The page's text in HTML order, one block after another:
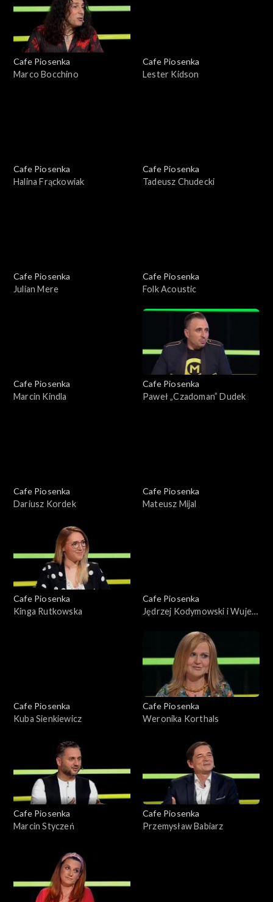
Cafe Piosenka
Marco Bocchino
Cafe Piosenka
Lester Kidson
Cafe Piosenka
Halina Frąckowiak
Cafe Piosenka
Tadeusz Chudecki
Cafe Piosenka
Julian Mere
Cafe Piosenka
Folk Acoustic
Cafe Piosenka
Marcin Kindla
Cafe Piosenka
Paweł „Czadoman” Dudek
Cafe Piosenka
Dariusz Kordek
Cafe Piosenka
Mateusz Mijal
Cafe Piosenka
Kinga Rutkowska
Cafe Piosenka
Jędrzej Kodymowski i Wujek
Cafe Piosenka
Kuba Sienkiewicz
Cafe Piosenka
Weronika Korthals
Cafe Piosenka
Marcin Styczeń
Cafe Piosenka
Przemysław Babiarz